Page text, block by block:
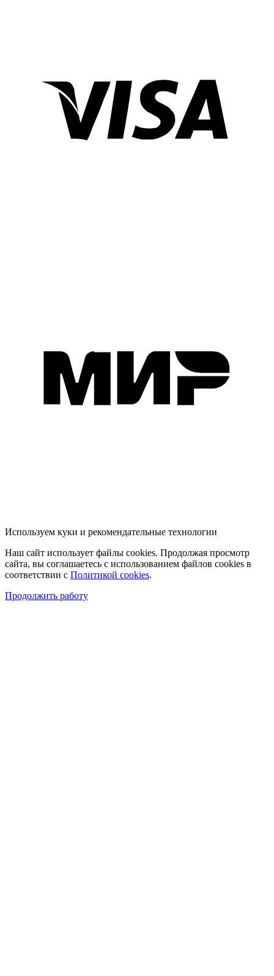
Используем куки и рекомендательные технологии
Наш сайт использует файлы cookies. Продолжая просмотр
сайта, вы соглашаетесь с использованием файлов cookies в
соответствии с Политикой cookies.
Продолжить работу